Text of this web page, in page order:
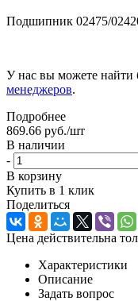
Подшипник 02475/
У нас вы можете найти
менеджеров.
Подробнее
869.66 руб./шт
В наличии
-
В корзину
Купить в 1 клик
Поделиться
Цена действительна
Характеристики
Описание
Задать вопрос